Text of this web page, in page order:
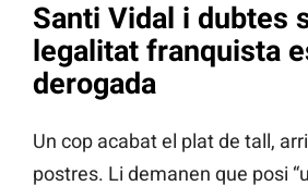
Santi Vidal i dubtes
legalitat franquista
derogada
Un cop acabat el plat de tall,
postres. Li demanen que posi